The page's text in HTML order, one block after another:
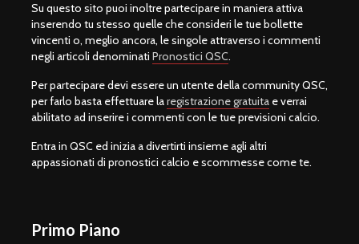
Su questo sito puoi inoltre partecipare in maniera attiva
inserendo tu stesso quelle che consideri le tue bollette
vincenti o, meglio ancora, le singole attraverso i commenti
negli articoli denominati Pronostici QSC.
Per partecipare devi essere un utente della community QSC,
per farlo basta effettuare laregistrazione gratuita e verrai
abilitato ad inserire i commenti con le tue previsioni calcio.
Entra in QSC ed inizia a divertirti insieme agli altri
appassionati di pronostici calcio e scommesse come te.
Primo Piano